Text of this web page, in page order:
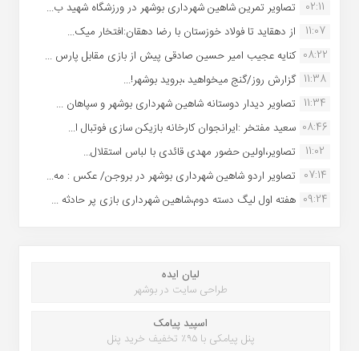
02:11
تصاویر تمرین شاهین شهردارى بوشهر در ورزشگاه شهید ب...
11:07
از دهقاید تا فولاد خوزستان با رضا دهقان:افتخار میک...
08:22 کنایه عجیب امیر حسین صادقی پیش از بازی مقابل پارس ...
11:38 گزارش روز/گنج میخواهید ،بروید بوشهر!...
11:34 تصاویر دیدار دوستانه شاهین شهردارى بوشهر و سپاهان ...
08:46 سعید مفتخر :ایرانجوان کارخانه بازیکن سازی فوتبال ا...
11:02
تصاویر،اولین حضور مهدی قائدی با لباس استقلال...
07:14 تصاویر اردو شاهین شهرداری بوشهر در بروجن/ عکس : مه...
09:24 هفته اول لیگ دسته دوم،شاهین شهرداری بازی پر حادثه ...
لیان ایده
طراحی سایت در بوشهر
اسپید پیامک
پنل پیامکی با ۹۵٪ تخفیف خرید پنل